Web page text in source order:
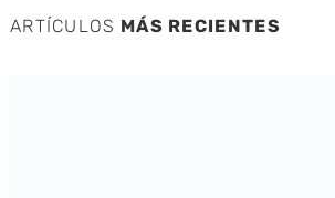
ARTÍCULOS MÁS RECIENTES